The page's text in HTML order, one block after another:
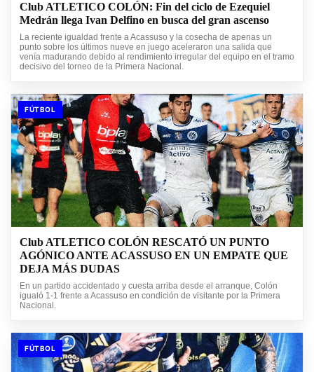
Club ATLETICO COLÓN: Fin del ciclo de Ezequiel
Medrán llega Ivan Delfino en busca del gran ascenso
La reciente igualdad frente a Acassuso y la cosecha de apenas un
punto sobre los últimos nueve en juego aceleraron una salida que
venía madurando debido al rendimiento irregular del equipo en el tramo
decisivo del torneo de la Primera Nacional.
FÚTBOL
Club ATLETICO COLÓN RESCATÓ UN PUNTO
AGÓNICO ANTE ACASSUSO EN UN EMPATE QUE
DEJA MÁS DUDAS
En un partido accidentado y cuesta arriba desde el arranque, Colón
igualó 1-1 frente a Acassuso en condición de visitante por la Primera
Nacional.
FÚTBOL